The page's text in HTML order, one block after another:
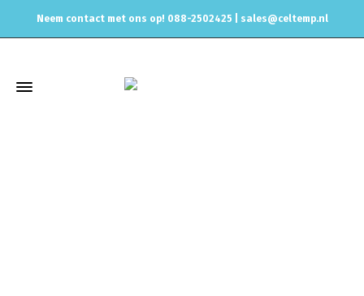
Neem contact met ons op! 088-2502425 | sales@celtemp.nl